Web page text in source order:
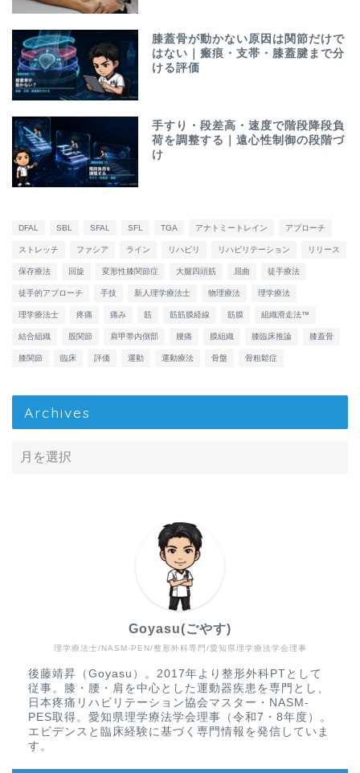
膝蓋骨が動かない原因は関節だけで
はない｜瘢痕・支帯・膝蓋腱まで分
ける評価
手すり・段差高・速度で階段降段負
荷を調整する｜遠心性制御の段階づ
け
DFAL SBL SFAL SFL TGA アナトミートレイン アプローチ
ストレッチ ファシア ライン リハビリ リハビリテーション リリース
保存療法 回旋 変形性膝関節症 大腿四頭筋 屈曲 徒手療法
徒手的アプローチ 手技 新人理学療法士 物理療法 理学療法
理学療法士 疼痛 痛み 筋 筋筋膜経線 筋膜 組織滑走法™
結合組織 股関節 肩甲帯内側部 腰痛 膜組織 膝臨床推論 膝蓋骨
膝関節 臨床 評価 運動 運動療法 骨盤 骨粗鬆症
Archives
理学療法士/NASM-PEN/整形外科専門/愛知県理学療法学会理事
Goyasu(ごやす)
後藤靖昇（Goyasu）。2017年より整形外科PTとして
従事。膝・腰・肩を中心とした運動器疾患を専門とし、
日本疼痛リハビリテーション協会マスター・NASM-
PES取得。愛知県理学療法学会理事（令和7・8年度）。
エビデンスと臨床経験に基づく専門情報を発信していま
す。
疾患から探す